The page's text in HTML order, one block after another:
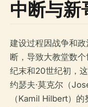
中断与新
建设过程因战争和
断，导致大教堂数
纪末和20世纪初，
约瑟夫·莫克尔（
（Kamil Hilbert）